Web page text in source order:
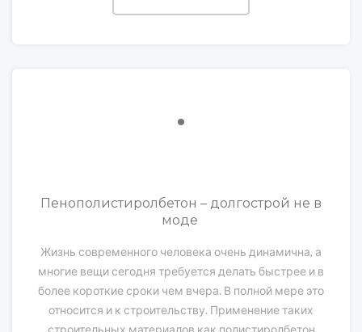
Пенополистиролбетон – долгострой не в
моде
Жизнь современного человека очень динамична, а
многие вещи сегодня требуется делать быстрее и в
более короткие сроки чем вчера. В полной мере это
относится и к строительству. Применение таких
строительных материалов как полистиролбетон